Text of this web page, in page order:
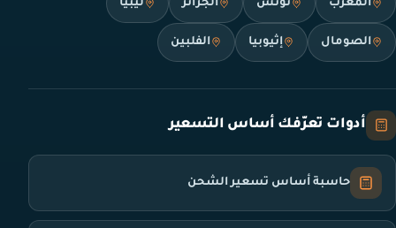
المغرب تونس الجزائر ليبيا
الصومال إثيوبيا الفلبين
أدوات تعرّفك أساس التسعير
حاسبة أساس تسعير الشحن